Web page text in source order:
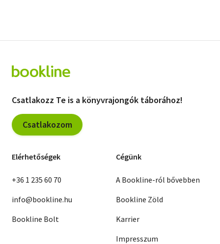
Csatlakozz Te is a könyvrajongók táborához!
Csatlakozom
Elérhetőségek
+36 1 235 60 70
info@bookline.hu
Bookline Bolt
Cégünk
A Bookline-ról bővebben
Bookline Zöld
Karrier
Impresszum